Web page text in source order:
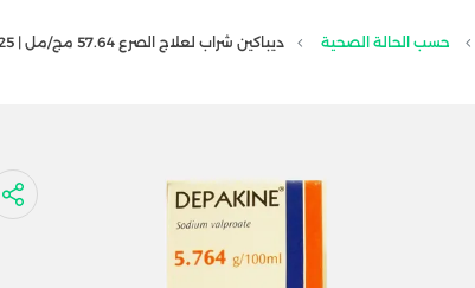
حسب الحالة الصحية ديباكين شراب لعلاج الصرع 57.64 مج/مل | 125مل